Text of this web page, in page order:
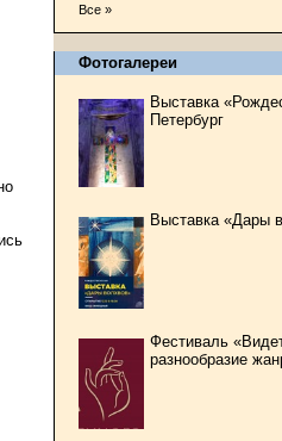
Все »
Фотогалереи
Выставка
Петербург
Выставка «Дары
Фестиваль
разнообразие